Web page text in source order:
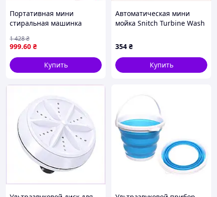
Комплектация:
Мини стиральная машина
USB кабель
Упаковка
Портативная мини
стиральная машинка
компактная
999.60 ₴
1 428₴
Купить
Автоматическая мини
мойка Snitch Turbine Wash
354 ₴
Купить